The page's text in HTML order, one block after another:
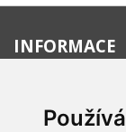
INFORMACE
osobních údajů